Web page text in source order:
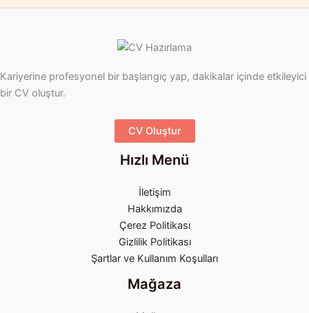
Kariyerine profesyonel bir başlangıç yap, dakikalar içinde etkileyici
bir CV oluştur.
CV Oluştur
Hızlı Menü
İletişim
Hakkımızda
Çerez Politikası
Gizlilik Politikası
Şartlar ve Kullanım Koşulları
Mağaza